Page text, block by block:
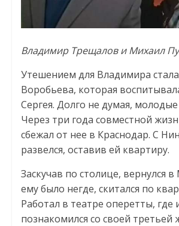
Владимир Трещалов и Михаил
Утешением для Владимира
Воробьева, которая
Сергея. Долго не думая,
Через три года совместной
сбежал от нее в Краснодар. С
развелся, оставив ей квартиру.
Заскучав по столице, вернулся
ему было негде, скитался по
Работал в театре оперетты, где
познакомился со своей третьей